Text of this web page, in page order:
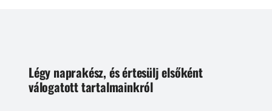
Légy naprakész, és értesülj elsőként
válogatott tartalmainkról